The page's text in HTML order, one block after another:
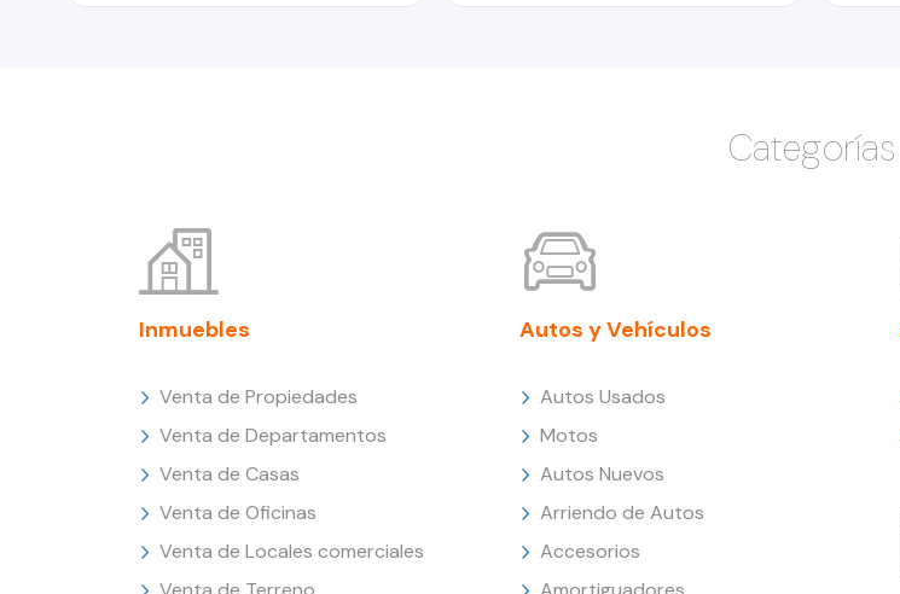
Categorías
Inmuebles
Venta de Propiedades
Venta de Departamentos
Venta de Casas
Venta de Oficinas
Venta de Locales comerciales
Autos y Vehículos
Autos Usados
Motos
Autos Nuevos
Arriendo de Autos
Accesorios